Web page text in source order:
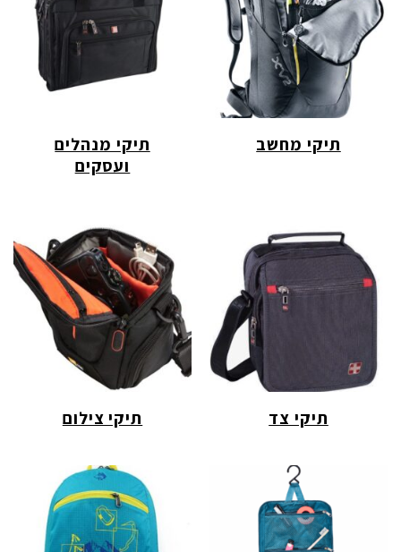
תיקי מחשב
תיקי מנהלים
ועסקים
תיקי צד תיקי צילום